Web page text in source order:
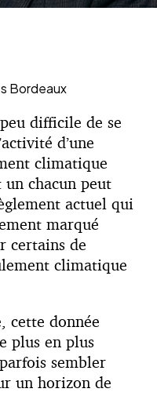
Bordeaux
difficile de se
d’une
climatique
chacun peut
actuel qui
marqué
certains de
climatique
cette donnée
plus en plus
sembler
un horizon de